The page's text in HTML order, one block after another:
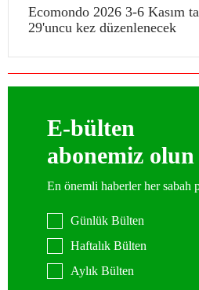
Ecomondo 2026 3-6 Kasım
29'uncu kez düzenlenecek
E-bülten
abonemiz olun
En önemli haberler her sabah
Günlük Bülten
Haftalık Bülten
Aylık Bülten